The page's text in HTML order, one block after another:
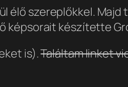
élő szereplőkkel.
képsorait készítette
is).Találtam linket